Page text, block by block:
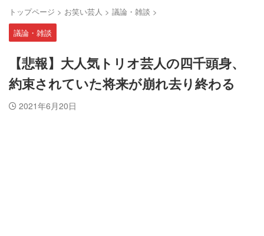
トップページ > お笑い芸人 > 議論・雑談 >
議論・雑談
【悲報】大人気トリオ芸人の四千頭身、
約束されていた将来が崩れ去り終わる
2021年6月20日